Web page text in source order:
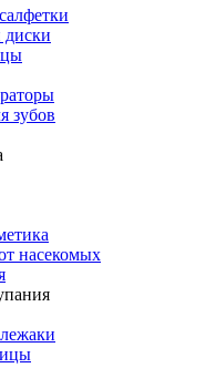
диски
зубов
насекомых